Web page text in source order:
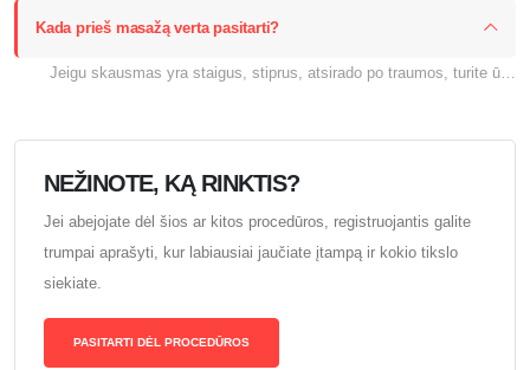
Kada prieš masažą verta pasitarti?
NEŽINOTE, KĄ RINKTIS?
Jei abejojate dėl šios ar kitos procedūros, registruojantis galite
trumpai aprašyti, kur labiausiai jaučiate įtampą ir kokio tikslo
siekiate.
PASITARTI DĖL PROCEDŪROS